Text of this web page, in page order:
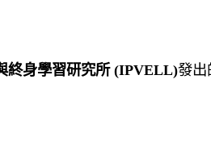
終身學習研究所(IPVELL)發出